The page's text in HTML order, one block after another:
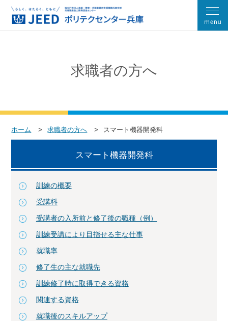
求職者の方へ
ホーム 求職者の方へ スマート機器開発科
スマート機器開発科
訓練の概要
受講料
受講者の入所前と修了後の職種（例）
訓練受講により目指せる主な仕事
就職率
修了生の主な就職先
訓練修了時に取得できる資格
関連する資格
就職後のスキルアップ